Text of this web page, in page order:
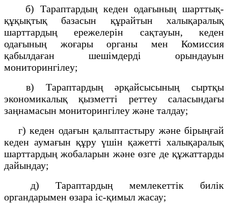
б) Тараптардың кеден одағының шарттық-
құқықтық базасын құрайтын халықаралық
шарттардың ережелерін сақтауын, кеден
одағының жоғары органы мен Комиссия
қабылдаған шешімдерді орындауын
мониторингілеу;
в) Тараптардың әрқайсысының сыртқы
экономикалық қызметті реттеу саласындағы
заңнамасын мониторингілеу және талдау;
г) кеден одағын қалыптастыру және бірыңғай
кеден аумағын құру үшін қажетті халықаралық
шарттардың жобаларын және өзге де құжаттарды
дайындау;
д) Тараптардың мемлекеттік билік
органдарымен өзара іс-қимыл жасау;